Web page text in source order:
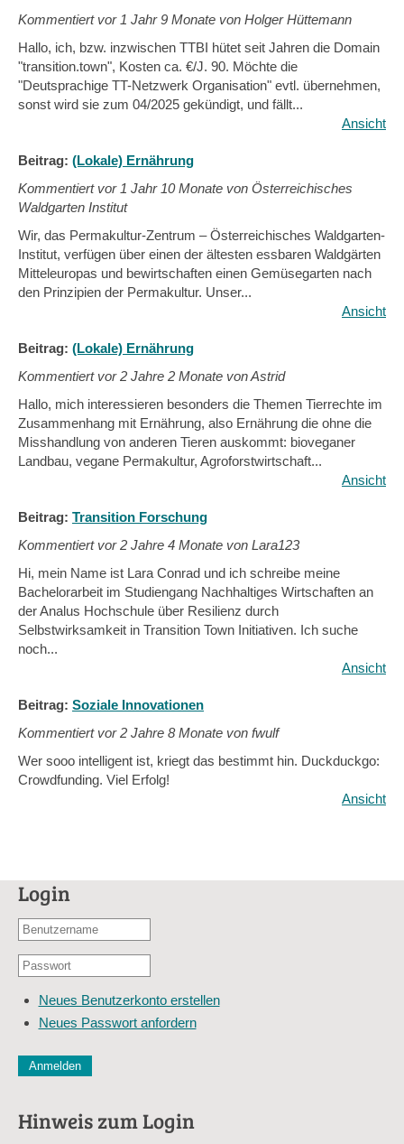
Kommentiert vor 1 Jahr 9 Monate von Holger Hüttemann
Hallo, ich, bzw. inzwischen TTBI hütet seit Jahren die Domain
"transition.town", Kosten ca. €/J. 90. Möchte die
"Deutsprachige TT-Netzwerk Organisation" evtl. übernehmen,
sonst wird sie zum 04/2025 gekündigt, und fällt...
Ansicht
Beitrag: (Lokale) Ernährung
Kommentiert vor 1 Jahr 10 Monate von Österreichisches
Waldgarten Institut
Wir, das Permakultur-Zentrum – Österreichisches Waldgarten-
Institut, verfügen über einen der ältesten essbaren Waldgärten
Mitteleuropas und bewirtschaften einen Gemüsegarten nach
den Prinzipien der Permakultur. Unser...
Ansicht
Beitrag: (Lokale) Ernährung
Kommentiert vor2 Jahre 2 Monate von Astrid
Hallo, mich interessieren besonders die Themen Tierrechte im
Zusammenhang mit Ernährung, also Ernährung die ohne die
Misshandlung von anderen Tieren auskommt: bioveganer
Landbau, vegane Permakultur, Agroforstwirtschaft...
Ansicht
Beitrag: Transition Forschung
Kommentiert vor2 Jahre 4 Monate von Lara123
Hi, mein Name ist Lara Conrad und ich schreibe meine
Bachelorarbeit im Studiengang Nachhaltiges Wirtschaften an
der Analus Hochschule über Resilienz durch
Selbstwirksamkeit in Transition Town Initiativen. Ich suche
noch...
Ansicht
Beitrag: Soziale Innovationen
Kommentiert vor2 Jahre 8 Monate von fwulf
Wer sooo intelligent ist, kriegt das bestimmt hin. Duckduckgo:
Crowdfunding. Viel Erfolg!
Ansicht
Login
Benutzername
E-
Adresse
Passwort
Neues Benutzerkonto erstellen
Neues Passwort anfordern
Diese Sicherheitsfrage überprüft, ob Sie ein menschlicher
Sag mir nicht, wie viele Sternlein stehen
Hinweis zum Login